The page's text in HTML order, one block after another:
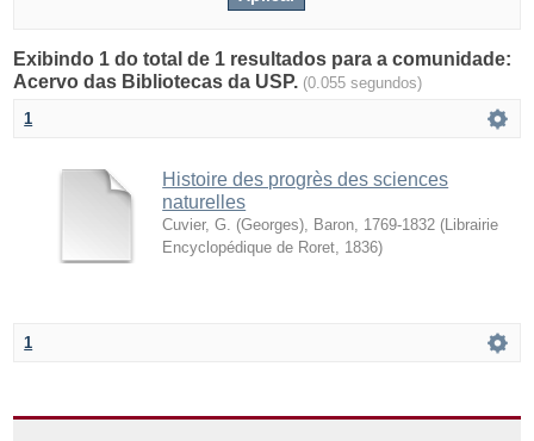
Exibindo 1 do total de 1 resultados para a comunidade:
Acervo das Bibliotecas da USP. (0.055 segundos)
1
Histoire des progrès des sciences
naturelles
Cuvier, G. (Georges), Baron, 1769-1832 ( Librairie
Encyclopédique de Roret 1836)
1